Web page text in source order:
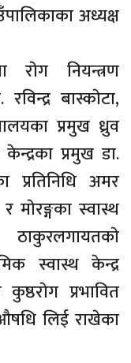
अध्यक्ष
राेग नियन्त्रण
बास्काेटा,
प्रमुख ध्रुव
प्रमुख डा.
प्रतिनिधि अमर
माेरङ्गका स्वास्थ
स्वास्थ केन्द्र
प्रभावित
लिई राखेका